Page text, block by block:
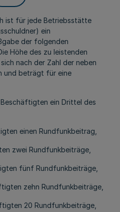
ist für jede Betriebsstätte
ein
der folgenden
Höhe des zu leistenden
nach der Zahl der neben
und beträgt für eine
ein Drittel des
einen Rundfunkbeitrag,
zwei Rundfunkbeiträge,
fünf Rundfunkbeiträge,
zehn Rundfunkbeiträge,
20 Rundfunkbeiträge,